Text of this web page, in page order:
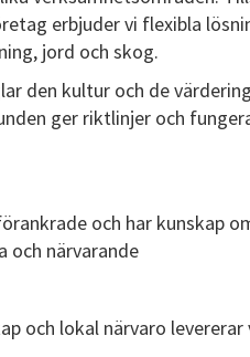
erbjuder vi flexibla
jord och skog.
den kultur och de
ger riktlinjer och
och har kunskap
och närvarande
och lokal närvaro